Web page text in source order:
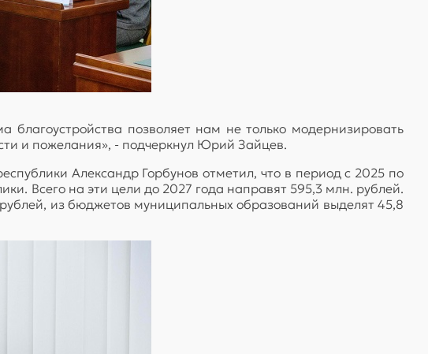
позволяет нам не только модернизировать
и пожелания», - подчеркнул Юрий Зайцев.
Александр Горбунов отметил, что в период с 2025 по
Всего на эти цели до 2027 года направят 595,3 млн. рублей.
из бюджетов муниципальных образований выделят 45,8